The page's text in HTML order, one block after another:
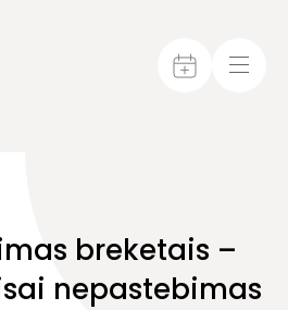
breketais –
nepastebimas